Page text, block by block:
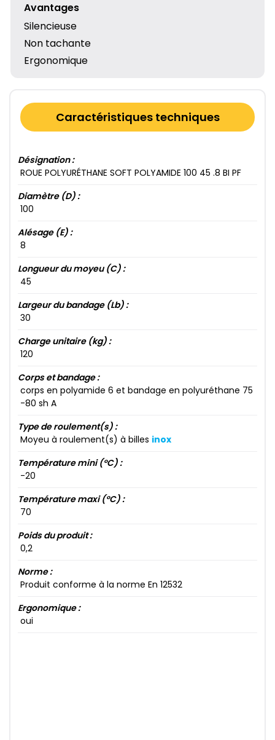
Avantages
Silencieuse
Non tachante
Ergonomique
Caractéristiques techniques
Désignation :
ROUE POLYURÉTHANE SOFT POLYAMIDE 100​ 45​ .8​ BI PF
Diamètre (D) :
100​
Alésage (E) :
8​
Longueur du moyeu (C) :
45​
Largeur du bandage (Lb) :
30​
Charge unitaire (kg) :
120​
Corps et bandage :
corps en polyamide 6​ et bandage en polyuréthane 75​
-80​ sh A
Type de roulement(s) :
Moyeu à roulement(s) à billes inox
Température mini (°C) :
-20​
Température maxi (°C) :
70​
Poids du produit :
0​,2​
Norme :
Produit conforme à la norme En 12532
Ergonomique :
oui